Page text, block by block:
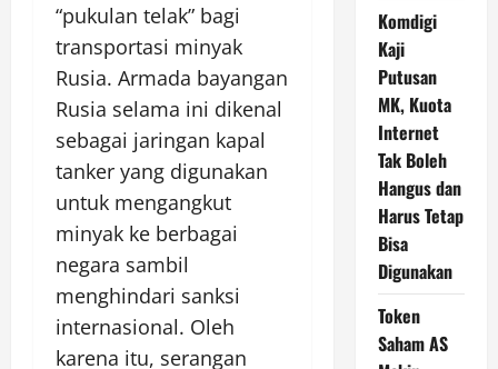
“pukulan telak” bagi
transportasi minyak
Rusia. Armada bayangan
Rusia selama ini dikenal
sebagai jaringan kapal
tanker yang digunakan
untuk mengangkut
minyak ke berbagai
negara sambil
menghindari sanksi
internasional. Oleh
karena itu, serangan
Komdigi
Kaji
Putusan
MK, Kuota
Internet
Tak Boleh
Hangus dan
Harus Tetap
Bisa
Digunakan
Token
Saham AS